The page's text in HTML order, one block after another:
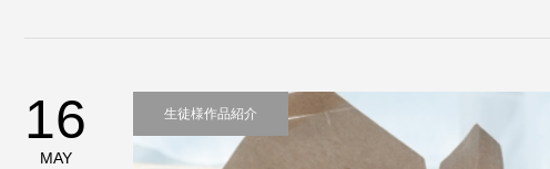
16
MAY
生徒様作品紹介